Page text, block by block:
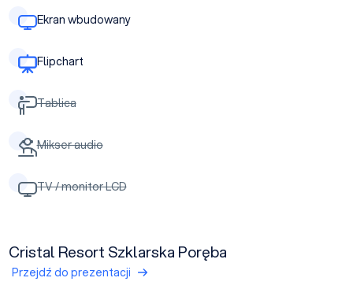
Ekran wbudowany
Flipchart
Tablica
Mikser audio
TV / monitor LCD
Cristal Resort Szklarska Poręba
Przejdź do prezentacji